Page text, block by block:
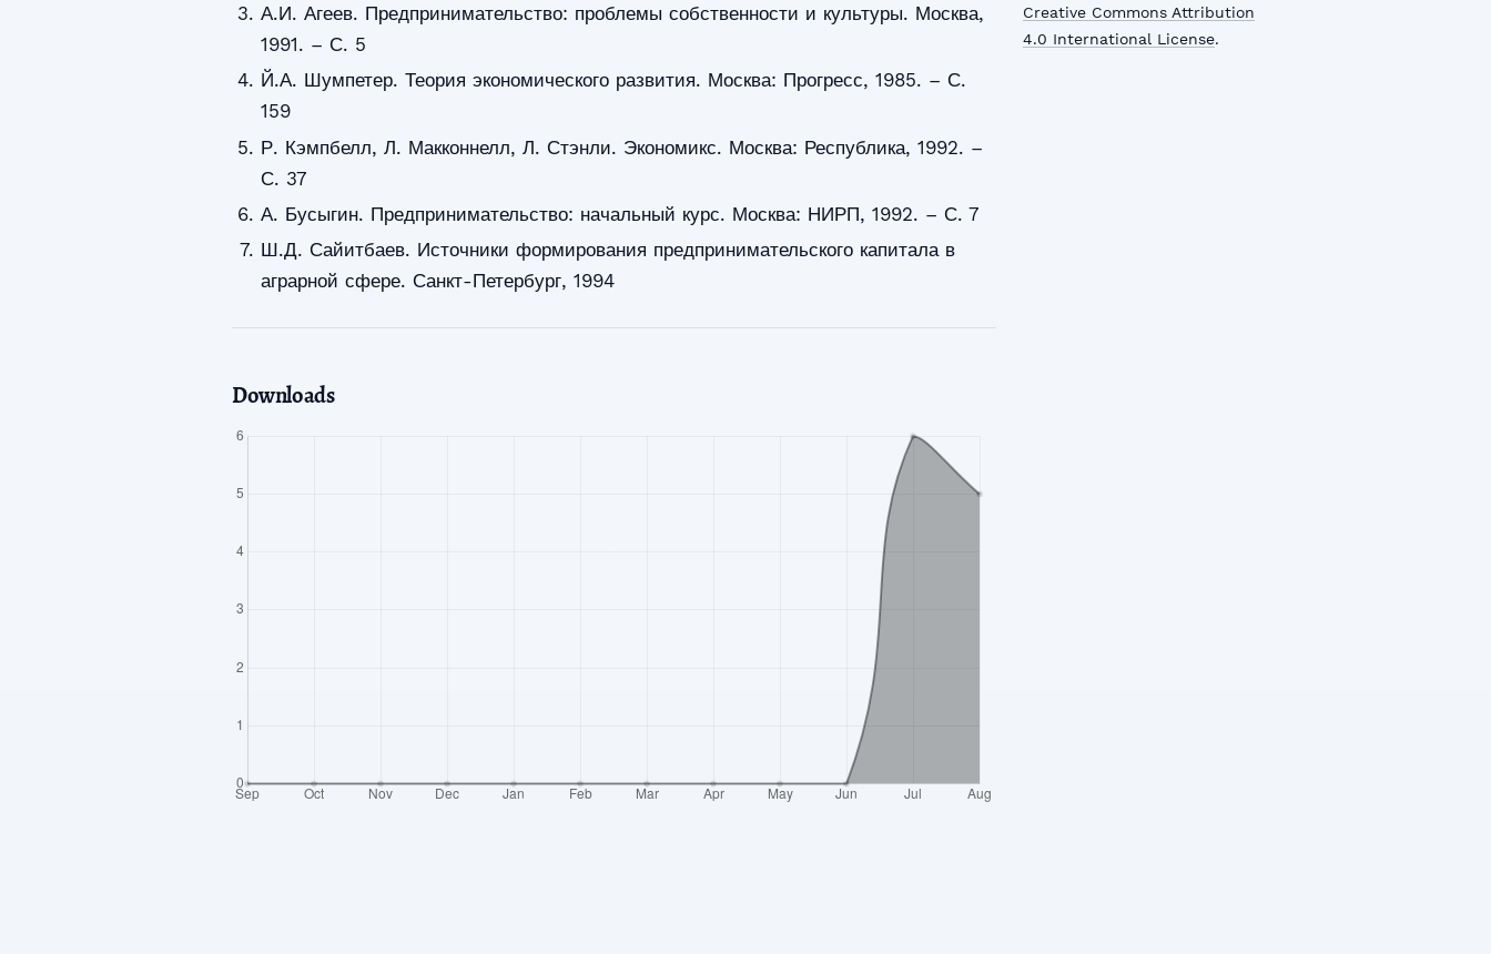
Creative Commons Attribution
4.0 International License.
А.И. Агеев. Предпринимательство: проблемы собственности и культуры. Москва,
1991. – С. 5
Й.А. Шумпетер. Теория экономического развития. Москва: Прогресс, 1985. – С.
159
Р. Кэмпбелл, Л. Макконнелл, Л. Стэнли. Экономикс. Москва: Республика, 1992. –
С. 37
А. Бусыгин. Предпринимательство: начальный курс. Москва: НИРП, 1992. – С. 7
Ш.Д. Сайитбаев. Источники формирования предпринимательского капитала в
аграрной сфере. Санкт-Петербург, 1994
Downloads